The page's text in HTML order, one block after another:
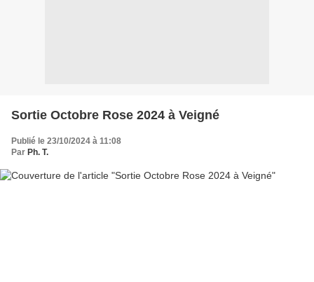
Sortie Octobre Rose 2024 à Veigné
Publié le 23/10/2024 à 11:08
Par Ph. T.